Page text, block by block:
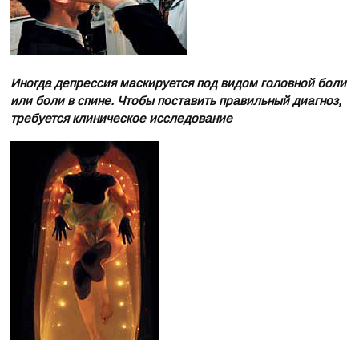
Иногда депрессия маскируется под видом головной боли
или боли в спине. Чтобы поставить правильный диагноз,
требуется клиническое исследование